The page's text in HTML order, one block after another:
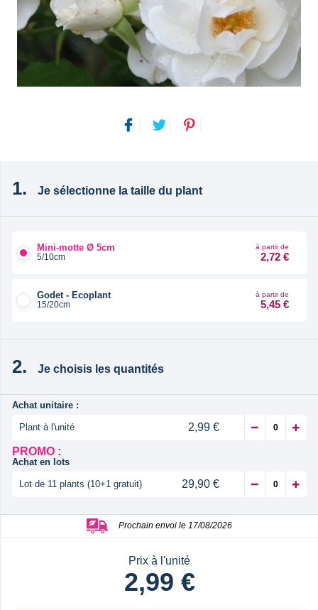
Je sélectionne la taille du plant
Mini-motte Ø 5cm
5/10cm
à partir de
2,72 €
Godet - Ecoplant
15/20cm
à partir de
5,45 €
Je choisis les quantités
Achat unitaire :
Plant à l'unité
2,99 €
PROMO :
Achat en lots
Lot de 11 plants (10+1 gratuit) 29,90 €
Prochain envoi le 17/08/2026
Prix à l'unité
2,99 €